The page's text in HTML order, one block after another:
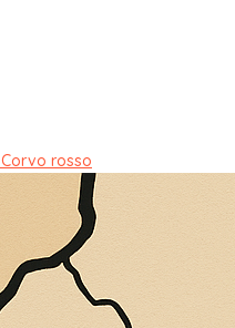
Corvo rosso